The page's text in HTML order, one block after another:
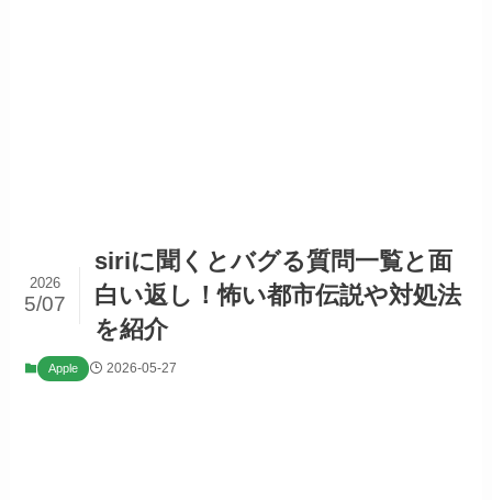
siriに聞くとバグる質問一覧と面
白い返し！怖い都市伝説や対処法
を紹介
2026
5/07
Apple 2026-05-27